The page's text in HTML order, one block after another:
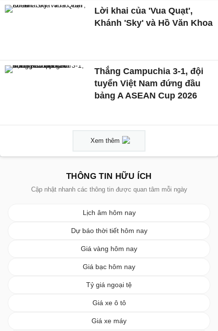
Lời khai của 'Vua Quạt',
Khánh 'Sky' và Hồ Văn Khoa
Thắng Campuchia 3-1, đội
tuyển Việt Nam đứng đầu
bảng A ASEAN Cup 2026
Xem thêm
THÔNG TIN HỮU ÍCH
Cập nhật nhanh các thông tin được quan tâm mỗi ngày
Lịch âm hôm nay
Dự báo thời tiết hôm nay
Giá vàng hôm nay
Giá bạc hôm nay
Tỷ giá ngoại tệ
Giá xe ô tô
Giá xe máy